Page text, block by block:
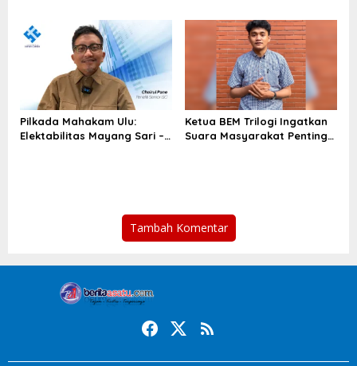
Turunkan Derajat sebagai
Habaib
Amanah
Pilkada Mahakam Ulu:
Elektabilitas Mayang Sari –
Ketua BEM Trilogi Ingatkan
Suara Masyarakat Penting
Tambah Komentar